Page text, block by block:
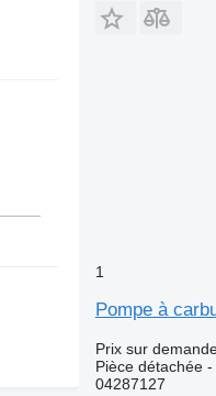
1
Pompe à
Prix sur
Pièce détachée
04287127